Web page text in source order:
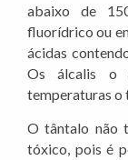
abaixo de
fluorídrico ou
ácidas
Os álcalis o
temperaturas o
O tântalo não
tóxico, pois é